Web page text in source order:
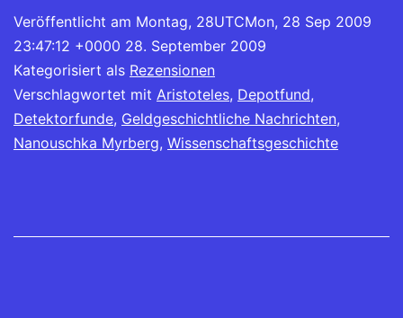
Veröffentlicht am Montag, 28UTCMon, 28 Sep 2009
23:47:12 +0000 28. September 2009
Kategorisiert als Rezensionen
Verschlagwortet mit Aristoteles, Depotfund,
Detektorfunde, Geldgeschichtliche Nachrichten,
Nanouschka Myrberg, Wissenschaftsgeschichte